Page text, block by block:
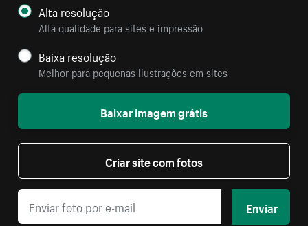
Alta resolução
Alta qualidade para sites e impressão
Baixa resolução
Melhor para pequenas ilustrações em sites
Baixar imagem grátis
Criar site com fotos
Enviar